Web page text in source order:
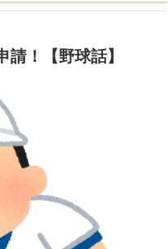
！【野球話】